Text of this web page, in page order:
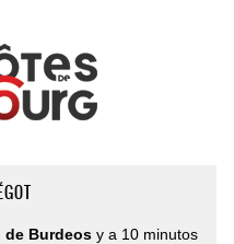
de Burdeos y a 10 minutos